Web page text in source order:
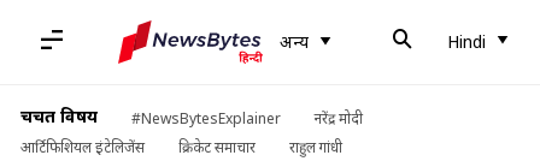
अन्य Hindi
चर्चित विषय #NewsBytesExplainer
नरेंद्र मोदी
आर्टिफिशियल इंटेलिजेंस
क्रिकेट समाचार राहुल गांधी